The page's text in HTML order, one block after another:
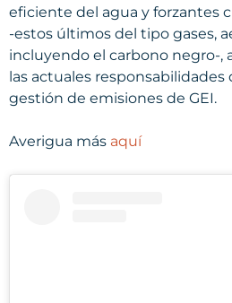
eficiente del agua y forzantes
-estos últimos del tipo gases,
incluyendo el carbono negro-,
las actuales responsabilidades
gestión de emisiones de GEI.
Averigua más aquí